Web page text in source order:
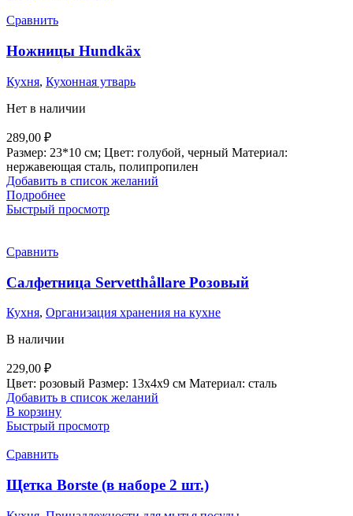
Сравнить
Ножницы Hundkäx
Кухня, Кухонная утварь
Нет в наличии
289,00 ₽
Размер: 23*10 см; Цвет: голубой, черный Материал:
нержавеющая сталь, полипропилен
Добавить в список желаний
Подробнее
Быстрый просмотр
Сравнить
Салфетница Servetthållare Розовый
Кухня, Организация хранения на кухне
В наличии
229,00 ₽
Цвет: розовый Размер: 13х4х9 см Материал: сталь
Добавить в список желаний
В корзину
Быстрый просмотр
Сравнить
Щетка Borste (в наборе 2 шт.)